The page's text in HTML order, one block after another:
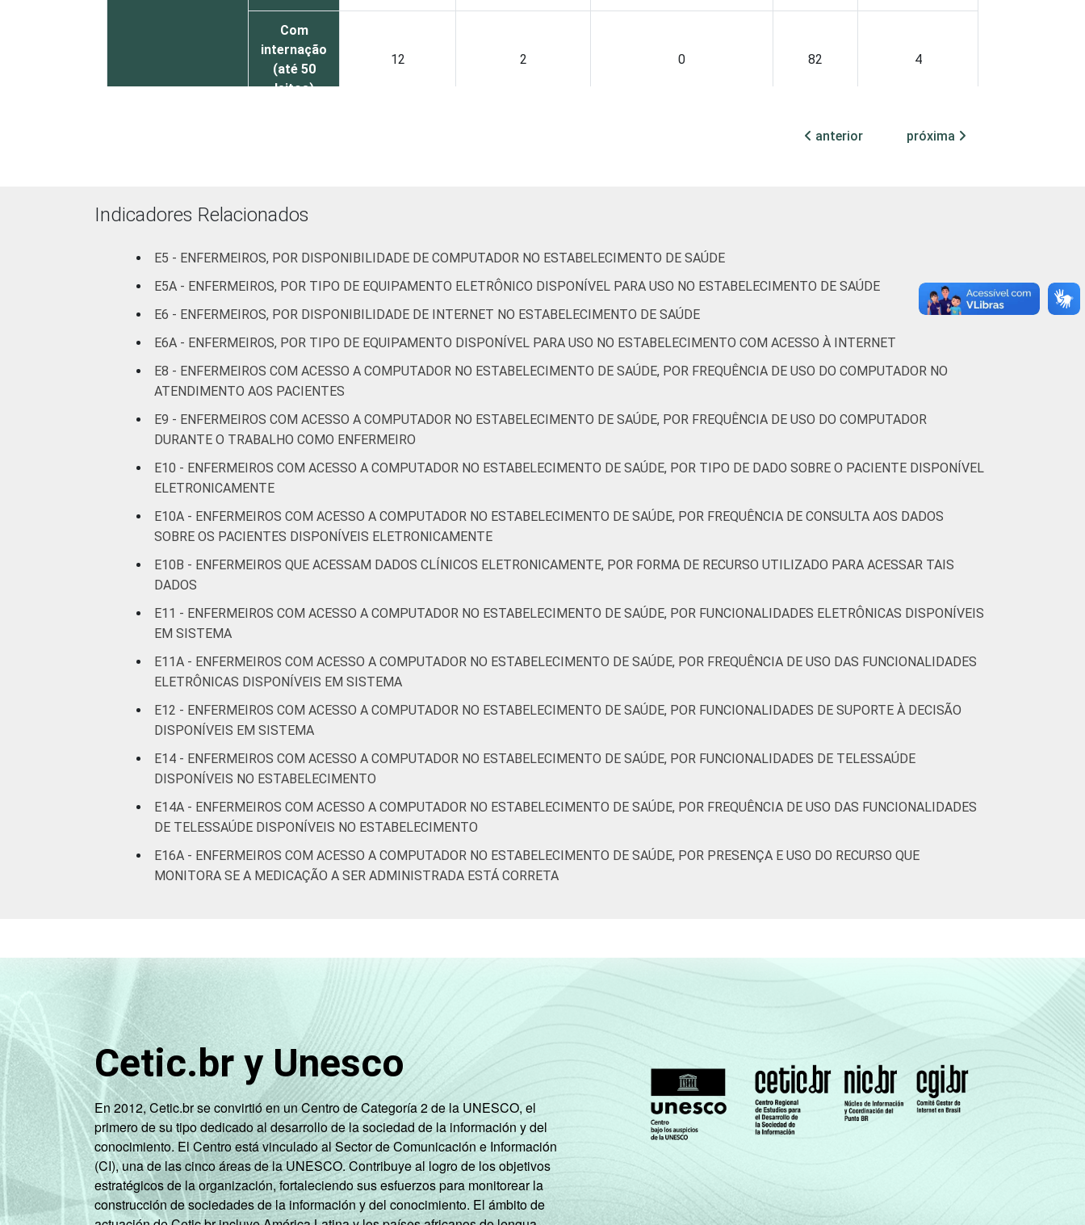
Com
internação
(até 50
leitos)
12 2 0 82 4
FAIXA ETÁRIA
Até 30
De 31 a 40
16 2 0 79
De 41 anos
ou mais
Interior 15
Fonte: CGI.br/NIC.br, Centro Regional de Estudos para o Desenvolvimento da Sociedade da Informação (Cetic.br), Pesquisa sobre o uso das
anterior próxima
Indicadores Relacionados
E5 - ENFERMEIROS, POR DISPONIBILIDADE DE COMPUTADOR NO ESTABELECIMENTO DE SAÚDE
E5A - ENFERMEIROS, POR TIPO DE EQUIPAMENTO ELETRÔNICO DISPONÍVEL PARA USO NO ESTABELECIMENTO DE SAÚDE
E6 - ENFERMEIROS, POR DISPONIBILIDADE DE INTERNET NO ESTABELECIMENTO DE SAÚDE
E6A - ENFERMEIROS, POR TIPO DE EQUIPAMENTO DISPONÍVEL PARA USO NO ESTABELECIMENTO COM ACESSO À INTERNET
E8 - ENFERMEIROS COM ACESSO A COMPUTADOR NO ESTABELECIMENTO DE SAÚDE, POR FREQUÊNCIA DE USO DO COMPUTADOR NO
ATENDIMENTO AOS PACIENTES
E9 - ENFERMEIROS COM ACESSO A COMPUTADOR NO ESTABELECIMENTO DE SAÚDE, POR FREQUÊNCIA DE USO DO COMPUTADOR
DURANTE O TRABALHO COMO ENFERMEIRO
E10 - ENFERMEIROS COM ACESSO A COMPUTADOR NO ESTABELECIMENTO DE SAÚDE, POR TIPO DE DADO SOBRE O PACIENTE DISPONÍVEL
ELETRONICAMENTE
E10A - ENFERMEIROS COM ACESSO A COMPUTADOR NO ESTABELECIMENTO DE SAÚDE, POR FREQUÊNCIA DE CONSULTA AOS DADOS
SOBRE OS PACIENTES DISPONÍVEIS ELETRONICAMENTE
E10B - ENFERMEIROS QUE ACESSAM DADOS CLÍNICOS ELETRONICAMENTE, POR FORMA DE RECURSO UTILIZADO PARA ACESSAR TAIS
DADOS
E11 - ENFERMEIROS COM ACESSO A COMPUTADOR NO ESTABELECIMENTO DE SAÚDE, POR FUNCIONALIDADES ELETRÔNICAS DISPONÍVEIS
EM SISTEMA
E11A - ENFERMEIROS COM ACESSO A COMPUTADOR NO ESTABELECIMENTO DE SAÚDE, POR FREQUÊNCIA DE USO DAS FUNCIONALIDADES
ELETRÔNICAS DISPONÍVEIS EM SISTEMA
E12 - ENFERMEIROS COM ACESSO A COMPUTADOR NO ESTABELECIMENTO DE SAÚDE, POR FUNCIONALIDADES DE SUPORTE À DECISÃO
DISPONÍVEIS EM SISTEMA
E14 - ENFERMEIROS COM ACESSO A COMPUTADOR NO ESTABELECIMENTO DE SAÚDE, POR FUNCIONALIDADES DE TELESSAÚDE
DISPONÍVEIS NO ESTABELECIMENTO
E14A - ENFERMEIROS COM ACESSO A COMPUTADOR NO ESTABELECIMENTO DE SAÚDE, POR FREQUÊNCIA DE USO DAS FUNCIONALIDADES
DE TELESSAÚDE DISPONÍVEIS NO ESTABELECIMENTO
E16A - ENFERMEIROS COM ACESSO A COMPUTADOR NO ESTABELECIMENTO DE SAÚDE, POR PRESENÇA E USO DO RECURSO QUE
MONITORA SE A MEDICAÇÃO A SER ADMINISTRADA ESTÁ CORRETA
Cetic.br y Unesco
En 2012, Cetic.br se convirtió en un Centro de Categoría 2 de la UNESCO, el
primero de su tipo dedicado al desarrollo de la sociedad de la información y del
conocimiento. El Centro está vinculado al Sector de Comunicación e Información
(CI), una de las cinco áreas de la UNESCO. Contribuye al logro de los objetivos
estratégicos de la organización, fortaleciendo sus esfuerzos para monitorear la
construcción de sociedades de la información y del conocimiento. El ámbito de